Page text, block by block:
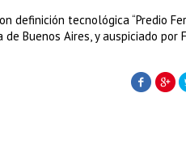
definición tecnológica “Predio
Buenos Aires, y auspiciado por